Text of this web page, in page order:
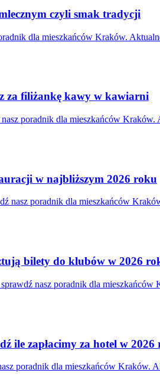
czyli smak tradycji
dla mieszkańców Kraków.
za filiżankę kawy w kawiarni
poradnik dla mieszkańców Kraków.
w najbliższym 2026 roku
nasz poradnik dla mieszkańców
bilety do klubów w 2026
nasz poradnik dla
ile zapłacimy za hotel w 2026
poradnik dla mieszkańców Kraków.